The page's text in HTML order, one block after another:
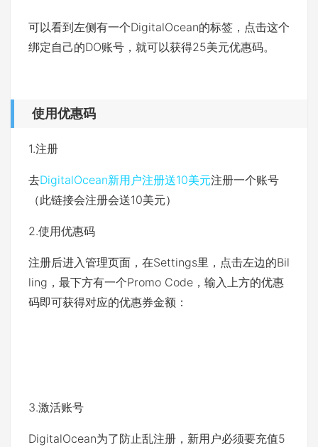
可以看到左侧有一个DigitalOcean的标签，点击这个
绑定自己的DO账号，就可以获得25美元优惠码。
使用优惠码
1.注册
去DigitalOcean新用户注册送10美元注册一个账号
（此链接会注册会送10美元）
2.使用优惠码
注册后进入管理页面，在Settings里，点击左边的Bil
ling，最下方有一个Promo Code，输入上方的优惠
码即可获得对应的优惠券金额：
3.激活账号
DigitalOcean为了防止乱注册，新用户必须要充值5